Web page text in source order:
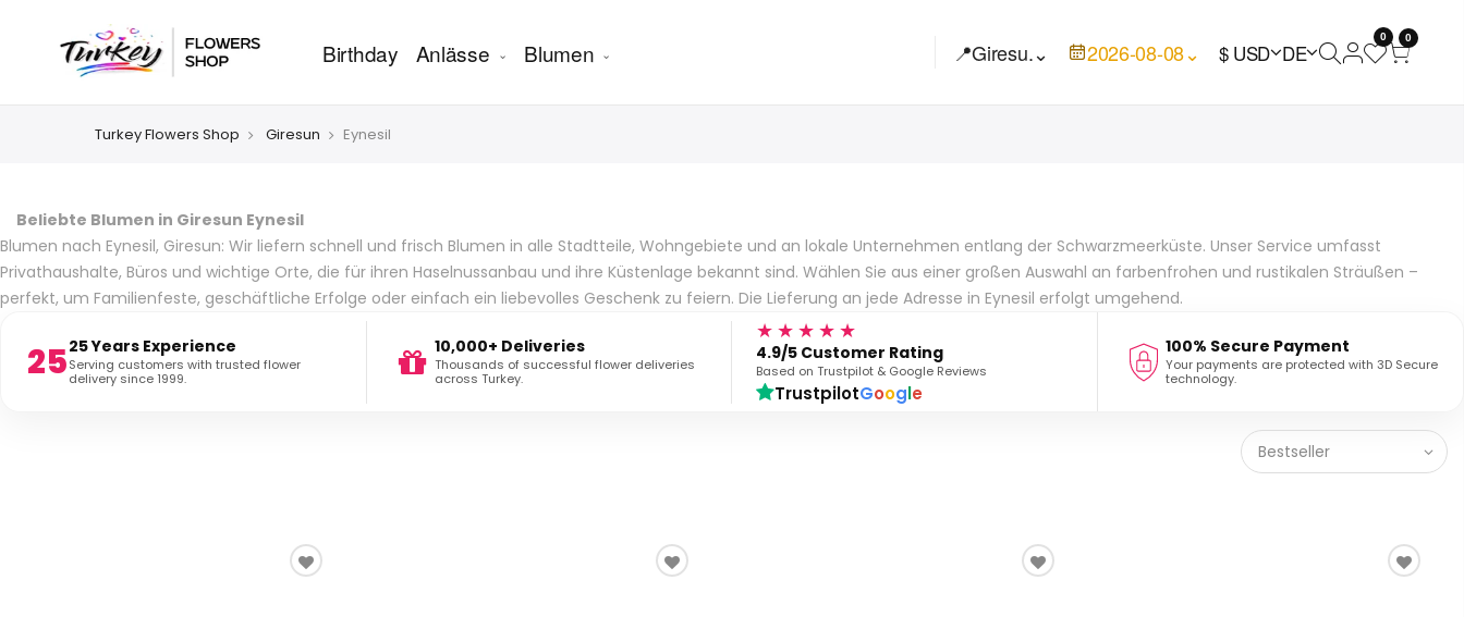
Birthday Anlässe Blumen 📍Giresu.⌄ 2026-08-08⌄ $ USD DE
0 0
Turkey Flowers Shop Giresun Eynesil
Beliebte Blumen in Giresun Eynesil
Blumen nach Eynesil, Giresun: Wir liefern schnell und frisch Blumen in alle Stadtteile, Wohngebiete und an lokale Unternehmen entlang der Schwarzmeerküste. Unser Service umfasst
Privathaushalte, Büros und wichtige Orte, die für ihren Haselnussanbau und ihre Küstenlage bekannt sind. Wählen Sie aus einer großen Auswahl an farbenfrohen und rustikalen Sträußen –
perfekt, um Familienfeste, geschäftliche Erfolge oder einfach ein liebevolles Geschenk zu feiern. Die Lieferung an jede Adresse in Eynesil erfolgt umgehend.
2525 Years Experience
Serving customers with trusted flower
delivery since 1999.
10,000+ Deliveries
Thousands of successful flower deliveries
across Turkey.
★★★★★
4.9/5 Customer Rating
Based on Trustpilot & Google Reviews
TrustpilotGoogle
100% Secure Payment
Your payments are protected with 3D Secure
technology.
Bestseller